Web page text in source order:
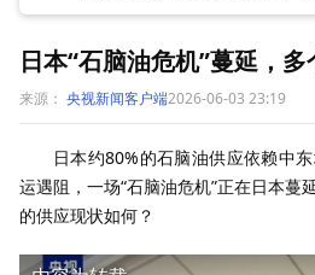
日本“石脑油危机”蔓延，
来源： 央视新闻客户端2026-06-03 23:19
日本约80%的石脑油供应依赖中
运遇阻，一场“石脑油危机”正在日本蔓
的供应现状如何？